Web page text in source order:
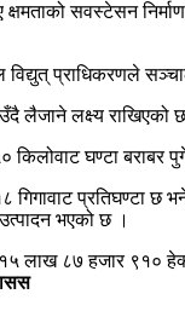
सवस्टेसन
प्राधिकरणले
लैजाने लक्ष्य
किलोवाट घण्टा बराबर
गिगावाट प्रतिघण्टा
भएको छ ।
लाख ८७ हजार ९१०